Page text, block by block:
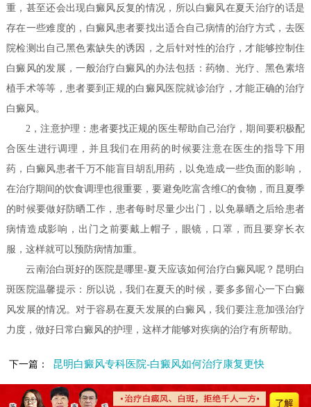
重，甚至还会出现白癜风反复的情况，所以白癜风在夏天治疗的话是
存在一些难度的，白癜风患者要找出适合自己病情的治疗方式，去医
院检测出自己黑色素缺失的诱因，之后针对性的治疗，才能够控制住
白癜风的发展，一般治疗白癜风的办法包括：药物、光疗、黑色素培
植手术等等，患者要到正规的白癜风医院就诊治疗，才能正确的治疗
白癜风。
2，注意护理：患者要找正规的医生帮助自己治疗，期间要积极配
合医生进行调理，并且我们在用药的时候要注意在医生的指导下用
药，白癜风患者千万不能盲目胡乱用药，以免造成一些负面的影响，
在治疗期间的饮食调理也很重要，要避免吃富含维C的食物，而且夏季
的时候要做好防晒工作，患者每时尽量少出门，以免暴晒之后给患者
病情造成影响，出门之前要戴上帽子，眼镜，口罩，而且要穿长衣
服，这样就可以预防病情加重。
云南治白斑好的医院是哪里-夏天应该如何治疗白癜风呢？昆明白
斑医院温馨提示：所以说，我们在夏天的时候，要多多留心一下白癜
风发展的情况。对于容易在夏天发展的白癜风，我们要注意加强治疗
力度，做好日常白癜风的护理，这样才能够对疾病的治疗有所帮助。
下一篇： 昆明白癜风专科医院-白癜风如何治疗康复更快